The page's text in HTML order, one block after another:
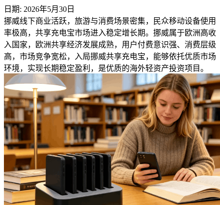
日期: 2026年5月30日
挪威线下商业活跃，旅游与消费场景密集，民众移动设备使用
率极高，共享充电宝市场进入稳定增长期。挪威属于欧洲高收
入国家，欧洲共享经济发展成熟，用户付费意识强、消费层级
高，市场竞争宽松，入局挪威共享充电宝，能够依托优质市场
环境，实现长期稳定盈利，是优质的海外轻资产投资项目。